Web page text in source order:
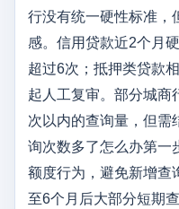
行没有统一硬性标准，
感。信用贷款近2个月
超过6次；抵押类贷款
起人工复审。部分城商
次以内的查询量，但需
询次数多了怎么办第一
额度行为，避免新增查
至6个月后大部分短期